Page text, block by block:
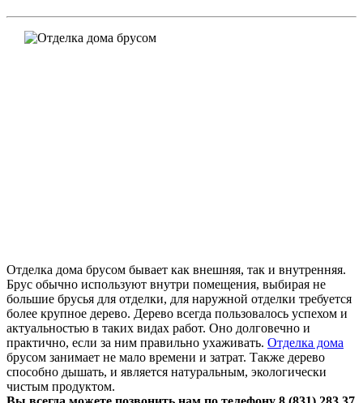
Отделка дома брусом бывает как внешняя, так и внутренняя.
Брус обычно используют внутри помещения, выбирая не
большие брусья для отделки, для наружной отделки требуется
более крупное дерево. Дерево всегда пользовалось успехом и
актуальностью в таких видах работ. Оно долговечно и
практично, если за ним правильно ухаживать. Отделка дома
брусом занимает не мало времени и затрат. Также дерево
способно дышать, и является натуральным, экологически
чистым продуктом.